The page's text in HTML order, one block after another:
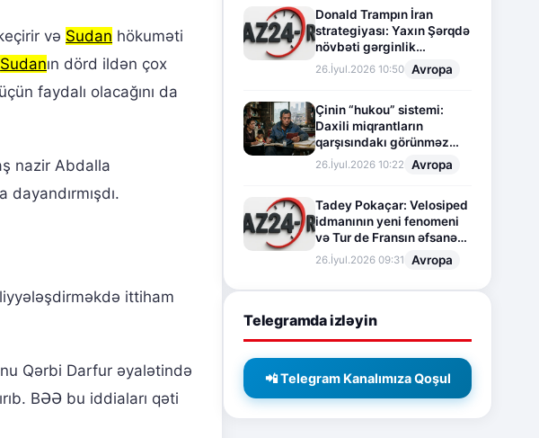
və Sudan hökuməti
Sudanın dörd ildən çox
faydalı olacağını da
nazir Abdalla
ittiham
Qərbi Darfur əyalətində
BƏƏ bu iddiaları qəti
Donald Trampın İran
strategiyası: Yaxın Şərqdə
növbəti gərginlik
mərhələsi
26.İyul.2026 10:50 Avropa
Çinin “hukou” sistemi:
Daxili miqrantların
qarşısındakı görünməz
sədd
26.İyul.2026 10:22 Avropa
Tadey Pokaçar: Velosiped
idmanının yeni fenomeni
və Tur de Fransın əfsanəvi
səhifəsi
26.İyul.2026 09:31 Avropa
Telegramda izləyin
📲 Telegram Kanalımıza Qoşul